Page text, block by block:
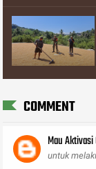
COMMENT
Mau
untuk